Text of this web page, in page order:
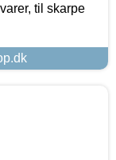
til skarpe